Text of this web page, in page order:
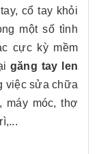
cổ tay khỏi
một số tình
cực kỳ mềm
găng tay len
việc sửa chữa
máy móc, thợ